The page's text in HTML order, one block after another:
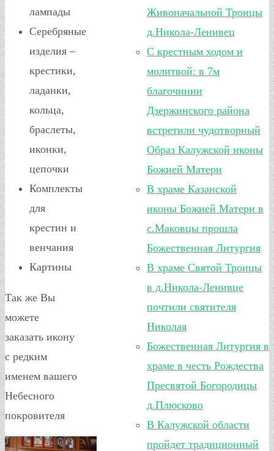
лампады
Серебряные
изделия –
крестики,
ладанки,
кольца,
браслеты,
иконки,
цепочки
Комплекты
для
крестин и
венчания
Картины
Так же Вы
можете
заказать икону
с редким
именем вашего
Небесного
покровителя
Живоначальной Троицы
д.Никола-Ленивец
С крестным ходом и
молитвой: в 7м
благочинии
Дзержинского района
встретили чудотворный
Образ Калужской иконы
Божией Матери
В храме Казанской
иконы Божией Матери в
с.Маковцы прошла
Божественная Литургия
В храме Святой Троицы
в д.Никола-Ленивце
почтили святителя
Николая
Божественная Литургия в
храме в честь Рождества
Пресвятой Богородицы
д.Плюсково
В Калужской области
пройдет традиционный